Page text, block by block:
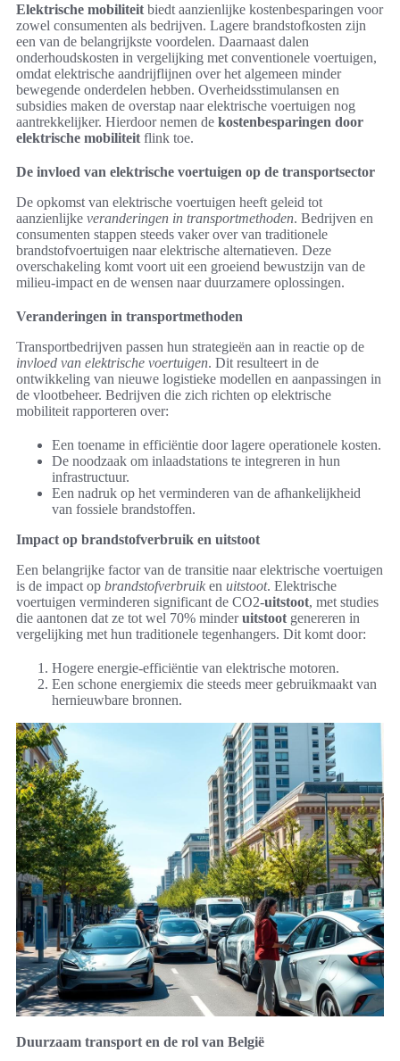
Elektrische mobiliteit biedt aanzienlijke kostenbesparingen voor
zowel consumenten als bedrijven. Lagere brandstofkosten zijn
een van de belangrijkste voordelen. Daarnaast dalen
onderhoudskosten in vergelijking met conventionele voertuigen,
omdat elektrische aandrijflijnen over het algemeen minder
bewegende onderdelen hebben. Overheidsstimulansen en
subsidies maken de overstap naar elektrische voertuigen nog
aantrekkelijker. Hierdoor nemen de kostenbesparingen door
elektrische mobiliteit flink toe.
De invloed van elektrische voertuigen op de transportsector
De opkomst van elektrische voertuigen heeft geleid tot
aanzienlijke veranderingen in transportmethoden. Bedrijven en
consumenten stappen steeds vaker over van traditionele
brandstofvoertuigen naar elektrische alternatieven. Deze
overschakeling komt voort uit een groeiend bewustzijn van de
milieu-impact en de wensen naar duurzamere oplossingen.
Veranderingen in transportmethoden
Transportbedrijven passen hun strategieën aan in reactie op de
invloed van elektrische voertuigen. Dit resulteert in de
ontwikkeling van nieuwe logistieke modellen en aanpassingen in
de vlootbeheer. Bedrijven die zich richten op elektrische
mobiliteit rapporteren over:
Een toename in efficiëntie door lagere operationele kosten.
De noodzaak om inlaadstations te integreren in hun
infrastructuur.
Een nadruk op het verminderen van de afhankelijkheid
van fossiele brandstoffen.
Impact op brandstofverbruik en uitstoot
Een belangrijke factor van de transitie naar elektrische voertuigen
is de impact op brandstofverbruik en uitstoot. Elektrische
voertuigen verminderen significant de CO2-uitstoot, met studies
die aantonen dat ze tot wel 70% minderuitstoot genereren in
vergelijking met hun traditionele tegenhangers. Dit komt door:
Hogere energie-efficiëntie van elektrische motoren.
Een schone energiemix die steeds meer gebruikmaakt van
hernieuwbare bronnen.
Duurzaam transport en de rol van België